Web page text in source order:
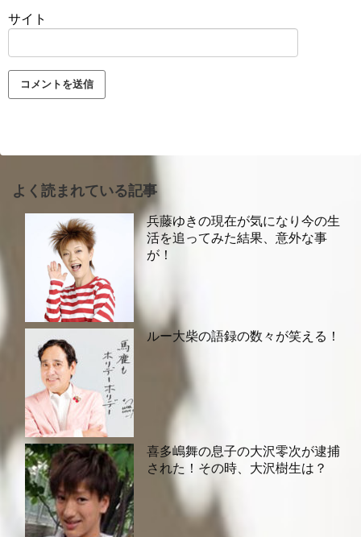
サイト
よく読まれている記事
兵藤ゆきの現在が気になり今の生
活を追ってみた結果、意外な事
が！
ルー大柴の語録の数々が笑える！
喜多嶋舞の息子の大沢零次が逮捕
された！その時、大沢樹生は？